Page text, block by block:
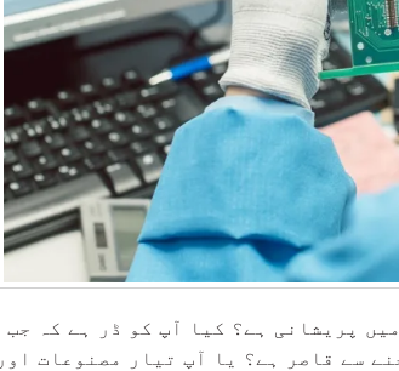
پریشانی ہے؟ کیا آپ کو ڈر ہے کہ جب
سے قاصر ہے؟ یا آپ تیار مصنوعات اور